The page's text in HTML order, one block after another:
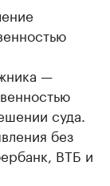
—
суда.
без
ВТБ и